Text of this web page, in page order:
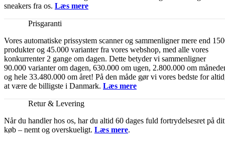
sneakers fra os. Læs mere
Prisgaranti
Vores automatiske prissystem scanner og sammenligner mere end
produkter og 45.000 varianter fra vores webshop, med alle vores
konkurrenter 2 gange om dagen. Dette betyder vi sammenligner
90.000 varianter om dagen, 630.000 om ugen, 2.800.000 om
og hele 33.480.000 om året! På den måde gør vi vores bedste for
at være de billigste i Danmark. Læs mere
Retur & Levering
Når du handler hos os, har du altid 60 dages fuld fortrydelsesret på dit
køb – nemt og overskueligt. Læs mere.